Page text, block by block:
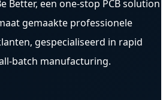
Better, een one-stop PCB solution
gemaakte professionele
gespecialiseerd in rapid
batch manufacturing.